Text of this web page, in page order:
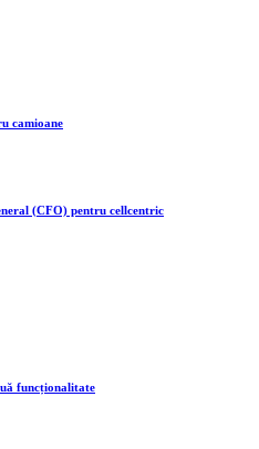
camioane
(CFO) pentru cellcentric
funcționalitate